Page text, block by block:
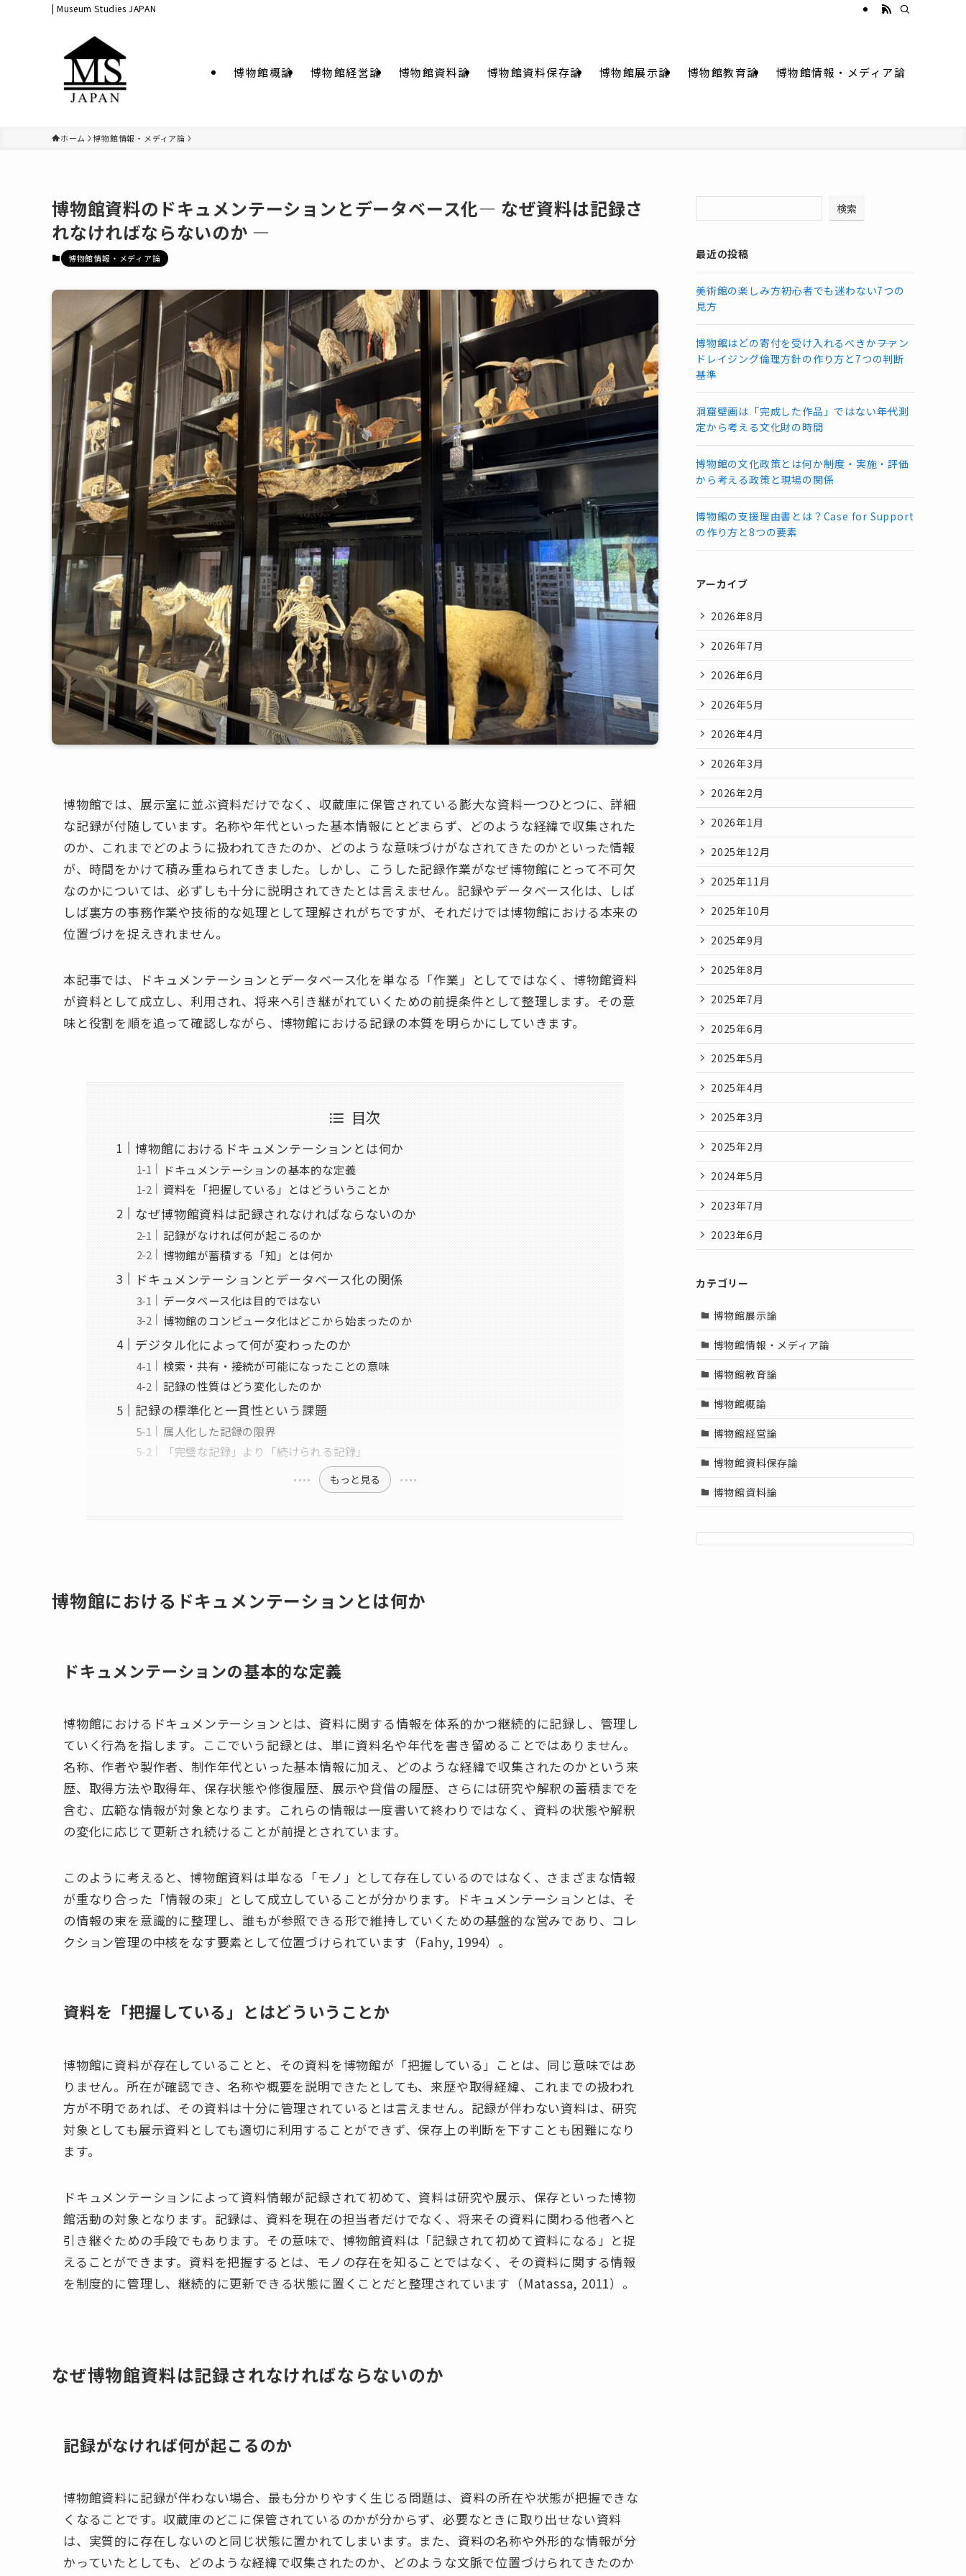
| Museum Studies JAPAN
博物館概論 博物館経営論 博物館資料論 博物館資料保存論 博物館展示論 博物館教育論 博物館情報・メディア論
ホーム 博物館情報・メディア論
博物館資料のドキュメンテーションとデータベース化― なぜ資料は記録さ
れなければならないのか ―
博物館情報・メディア論
博物館では、展示室に並ぶ資料だけでなく、収蔵庫に保管されている膨大な資料一つひとつに、詳細
な記録が付随しています。名称や年代といった基本情報にとどまらず、どのような経緯で収集された
のか、これまでどのように扱われてきたのか、どのような意味づけがなされてきたのかといった情報
が、時間をかけて積み重ねられてきました。しかし、こうした記録作業がなぜ博物館にとって不可欠
なのかについては、必ずしも十分に説明されてきたとは言えません。記録やデータベース化は、しば
しば裏方の事務作業や技術的な処理として理解されがちですが、それだけでは博物館における本来の
位置づけを捉えきれません。
本記事では、ドキュメンテーションとデータベース化を単なる「作業」としてではなく、博物館資料
が資料として成立し、利用され、将来へ引き継がれていくための前提条件として整理します。その意
味と役割を順を追って確認しながら、博物館における記録の本質を明らかにしていきます。
目次
博物館におけるドキュメンテーションとは何か
ドキュメンテーションの基本的な定義
資料を「把握している」とはどういうことか
なぜ博物館資料は記録されなければならないのか
記録がなければ何が起こるのか
博物館が蓄積する「知」とは何か
ドキュメンテーションとデータベース化の関係
データベース化は目的ではない
博物館のコンピュータ化はどこから始まったのか
デジタル化によって何が変わったのか
検索・共有・接続が可能になったことの意味
記録の性質はどう変化したのか
記録の標準化と一貫性という課題
属人化した記録の限界
「完璧な記録」より「続けられる記録」
もっと見る
博物館におけるドキュメンテーションとは何か
ドキュメンテーションの基本的な定義
博物館におけるドキュメンテーションとは、資料に関する情報を体系的かつ継続的に記録し、管理し
ていく行為を指します。ここでいう記録とは、単に資料名や年代を書き留めることではありません。
名称、作者や製作者、制作年代といった基本情報に加え、どのような経緯で収集されたのかという来
歴、取得方法や取得年、保存状態や修復履歴、展示や貸借の履歴、さらには研究や解釈の蓄積までを
含む、広範な情報が対象となります。これらの情報は一度書いて終わりではなく、資料の状態や解釈
の変化に応じて更新され続けることが前提とされています。
このように考えると、博物館資料は単なる「モノ」として存在しているのではなく、さまざまな情報
が重なり合った「情報の束」として成立していることが分かります。ドキュメンテーションとは、そ
の情報の束を意識的に整理し、誰もが参照できる形で維持していくための基盤的な営みであり、コレ
クション管理の中核をなす要素として位置づけられています（Fahy, 1994）。
資料を「把握している」とはどういうことか
博物館に資料が存在していることと、その資料を博物館が「把握している」ことは、同じ意味ではあ
りません。所在が確認でき、名称や概要を説明できたとしても、来歴や取得経緯、これまでの扱われ
方が不明であれば、その資料は十分に管理されているとは言えません。記録が伴わない資料は、研究
対象としても展示資料としても適切に利用することができず、保存上の判断を下すことも困難になり
ます。
ドキュメンテーションによって資料情報が記録されて初めて、資料は研究や展示、保存といった博物
館活動の対象となります。記録は、資料を現在の担当者だけでなく、将来その資料に関わる他者へと
引き継ぐための手段でもあります。その意味で、博物館資料は「記録されて初めて資料になる」と捉
えることができます。資料を把握するとは、モノの存在を知ることではなく、その資料に関する情報
を制度的に管理し、継続的に更新できる状態に置くことだと整理されています（Matassa, 2011）。
なぜ博物館資料は記録されなければならないのか
記録がなければ何が起こるのか
博物館資料に記録が伴わない場合、最も分かりやすく生じる問題は、資料の所在や状態が把握できな
くなることです。収蔵庫のどこに保管されているのかが分からず、必要なときに取り出せない資料
は、実質的に存在しないのと同じ状態に置かれてしまいます。また、資料の名称や外形的な情報が分
かっていたとしても、どのような経緯で収集されたのか、どのような文脈で位置づけられてきたのか
検索
最近の投稿
美術館の楽しみ方――初心者でも迷わない7つの
見方
博物館はどの寄付を受け入れるべきか――ファン
ドレイジング倫理方針の作り方と7つの判断
基準
洞窟壁画は「完成した作品」ではない――年代測
定から考える文化財の時間
博物館の文化政策とは何か――制度・実施・評価
から考える政策と現場の関係
博物館の支援理由書とは？Case for Support
の作り方と8つの要素
アーカイブ
2026年8月
2026年7月
2026年6月
2026年5月
2026年4月
2026年3月
2026年2月
2026年1月
2025年12月
2025年11月
2025年10月
2025年9月
2025年8月
2025年7月
2025年6月
2025年5月
2025年4月
2025年3月
2025年2月
2024年5月
2023年7月
2023年6月
カテゴリー
博物館展示論
博物館情報・メディア論
博物館教育論
博物館概論
博物館経営論
博物館資料保存論
博物館資料論